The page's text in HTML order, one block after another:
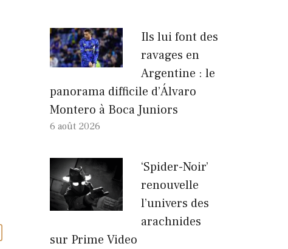
Ils lui font des
ravages en
Argentine : le
panorama difficile d’Álvaro
Montero à Boca Juniors
6 août 2026
‘Spider-Noir’
renouvelle
l’univers des
arachnides
sur Prime Video